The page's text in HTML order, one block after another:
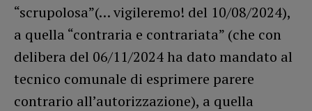
“scrupolosa”(… vigileremo! del 10/08/2024),
a quella “contraria e contrariata” (che con
delibera del 06/11/2024 ha dato mandato al
tecnico comunale di esprimere parere
contrario all’autorizzazione), a quella